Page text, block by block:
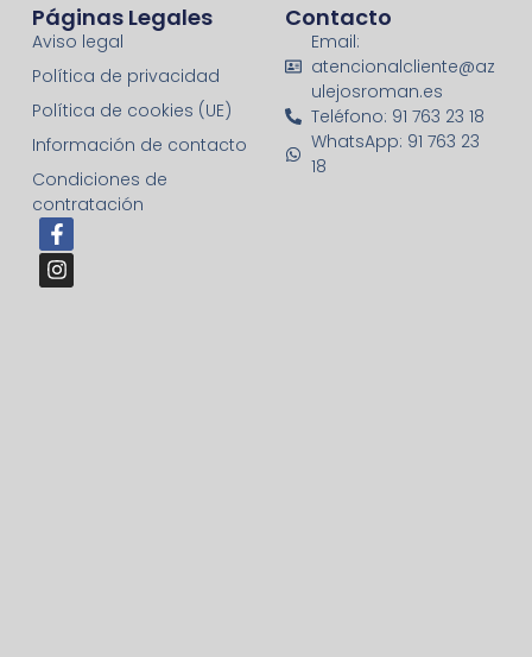
Páginas Legales
Aviso legal
Política de privacidad
Política de cookies (UE)
Información de contacto
Condiciones de
contratación
Contacto
Email:
atencionalcliente@az
ulejosroman.es
Teléfono: 91 763 23 18
WhatsApp: 91 763 23
18
F
a
c
e
I
n
s
t